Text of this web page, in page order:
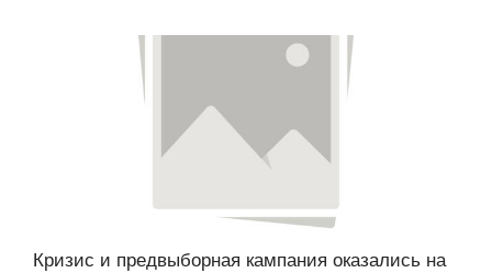
Кризис и предвыборная кампания оказались на